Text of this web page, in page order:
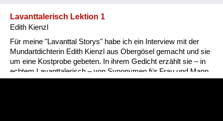
Lavanttalerisch Lektion 1
Edith Kienzl
Für meine "Lavanttal Storys" habe ich ein Interview mit der
Mundartdichterin Edith Kienzl aus Obergösel gemacht und sie
um eine Kostprobe gebeten. In ihrem Gedicht erzählt sie – in
echtem Lavanttalerisch – von Synonymen für Frau und Mann.